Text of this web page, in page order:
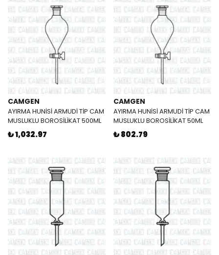
CAMGEN
AYIRMA HUNİSİ ARMUDİ TİP CAM
MUSLUKLU BOROSİLİKAT 500ML
₺ 1,032.97
CAMGEN
AYIRMA HUNİSİ ARMUDİ TİP CAM
MUSLUKLU BOROSİLİKAT 50ML
₺ 802.79